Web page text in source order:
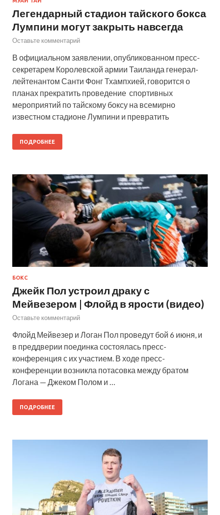
Легендарный стадион тайского бокса
Лумпини могут закрыть навсегда
Оставьте комментарий
В официальном заявлении, опубликованном пресс-
секретарем Королевской армии Таиланда генерал-
лейтенантом Санти Фонг Тхампхией, говорится о
планах прекратить проведение спортивных
мероприятий по тайскому боксу на всемирно
известном стадионе Лумпини и превратить
ПОДРОБНЕЕ
БОКС
Джейк Пол устроил драку с
Мейвезером | Флойд в ярости (видео)
Оставьте комментарий
Флойд Мейвезер и Логан Пол проведут бой 6 июня, и
в преддверии поединка состоялась пресс-
конференция с их участием. В ходе пресс-
конференции возникла потасовка между братом
Логана — Джеком Полом и …
ПОДРОБНЕЕ